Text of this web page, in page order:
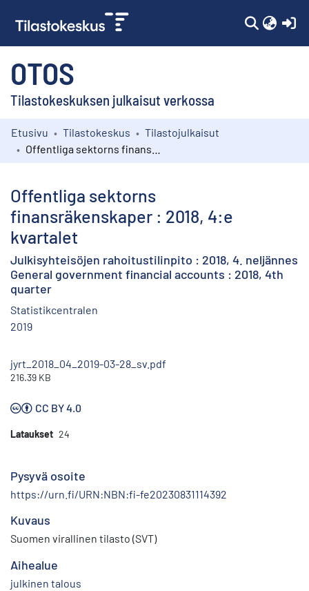
OTOS
Tilastokeskuksen julkaisut verkossa
Kokoelmat
Etusivu Tilastokeskus
Tilastojulkaisut
Offentliga sektorns
finansräkenskaper : 2018, 4:e
kvartalet
Julkisyhteisöjen rahoitustilinpito : 2018, 4. neljännes
General government financial accounts : 2018, 4th
quarter
Statistikcentralen
2019
jyrt_2018_04_2019-03-28_sv.pdf
216.39 KB
CC BY 4.0
Lataukset 24
Pysyvä osoite
https://urn.fi/URN:NBN:fi-fe20230831114392
Kuvaus
Suomen virallinen tilasto (SVT)
Aihealue
julkinen talous